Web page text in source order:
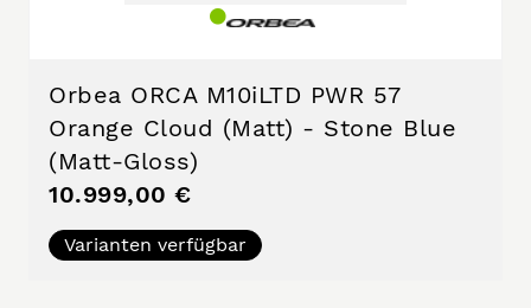
Orbea ORCA M10iLTD PWR 57
Orange Cloud (Matt) - Stone Blue
(Matt-Gloss)
10.999,00 €
Varianten verfügbar